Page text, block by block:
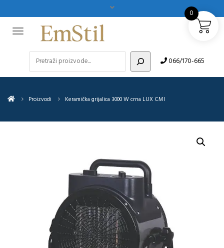
066/170-665
Proizvodi Keramička grijalica 3000 W crna LUX CMI
0